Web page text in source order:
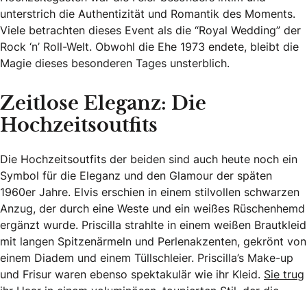
unterstrich die Authentizität und Romantik des Moments.
Viele betrachten dieses Event als die “Royal Wedding” der
Rock ‘n’ Roll-Welt. Obwohl die Ehe 1973 endete, bleibt die
Magie dieses besonderen Tages unsterblich.
Zeitlose Eleganz: Die
Hochzeitsoutfits
Die Hochzeitsoutfits der beiden sind auch heute noch ein
Symbol für die Eleganz und den Glamour der späten
1960er Jahre. Elvis erschien in einem stilvollen schwarzen
Anzug, der durch eine Weste und ein weißes Rüschenhemd
ergänzt wurde. Priscilla strahlte in einem weißen Brautkleid
mit langen Spitzenärmeln und Perlenakzenten, gekrönt von
einem Diadem und einem Tüllschleier. Priscilla’s Make-up
und Frisur waren ebenso spektakulär wie ihr Kleid. Sie trug